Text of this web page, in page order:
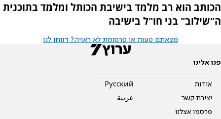
הכותב הוא רב מלמד בישיבת הכותל ומלמד בתוכנית
ה"שילוב" בני חו"ל בישיבה
מצאתם טעות או פרסומת לא ראויה? דווחו לנו
פנו אלינו
אודות
יצירת קשר
פרסמו אצלנו
Pусский
عربية